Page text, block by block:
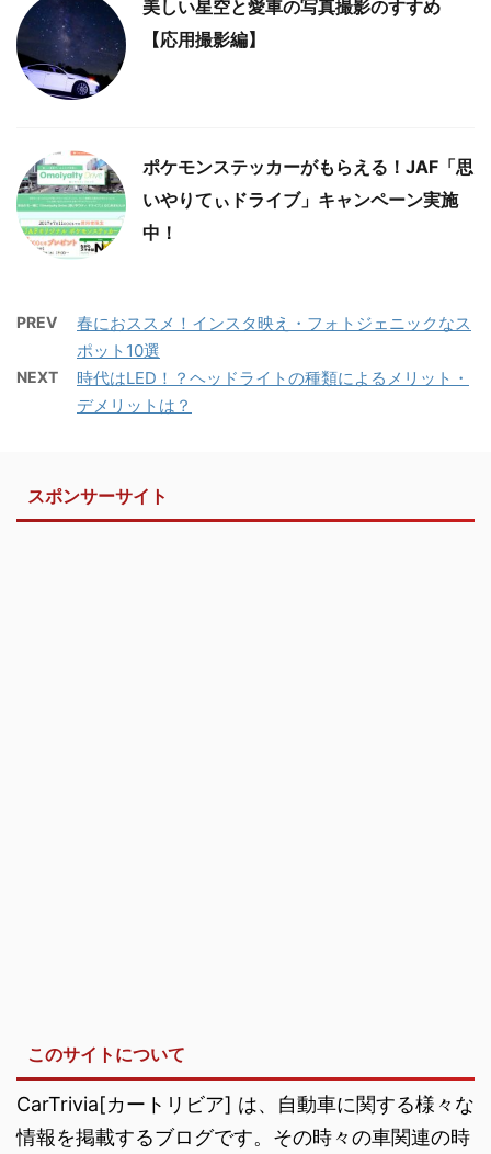
美しい星空と愛車の写真撮影のすすめ
【応用撮影編】
ポケモンステッカーがもらえる！JAF「思
いやりてぃドライブ」キャンペーン実施
中！
PREV
春におススメ！インスタ映え・フォトジェニックなス
ポット10選
NEXT
時代はLED！？ヘッドライトの種類によるメリット・
デメリットは？
スポンサーサイト
このサイトについて
CarTrivia[カートリビア] は、自動車に関する様々な
情報を掲載するブログです。その時々の車関連の時